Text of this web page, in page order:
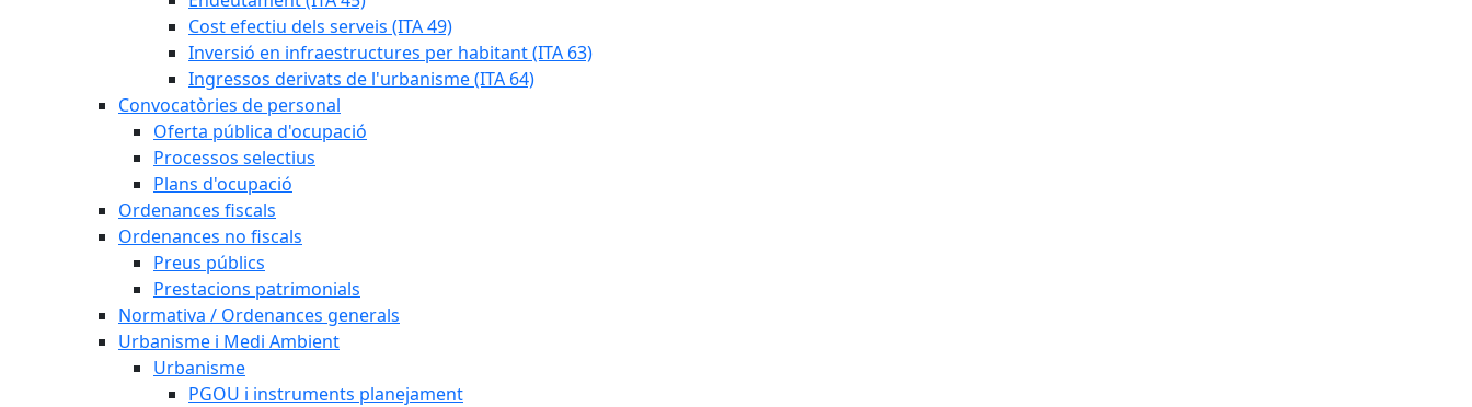
Cost efectiu dels serveis (ITA 49)
Inversió en infraestructures per habitant (ITA 63)
Ingressos derivats de l'urbanisme (ITA 64)
Convocatòries de personal
Oferta pública d'ocupació
Processos selectius
Plans d'ocupació
Ordenances fiscals
Ordenances no fiscals
Preus públics
Prestacions patrimonials
Normativa / Ordenances generals
Urbanisme i Medi Ambient
Urbanisme
PGOU i instruments planejament